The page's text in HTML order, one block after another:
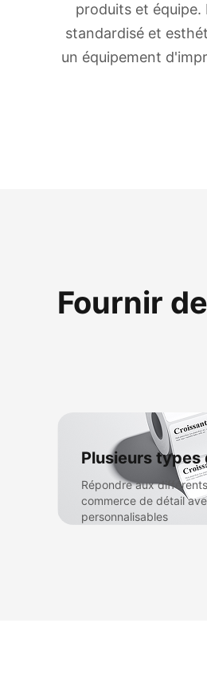
produits et équipe.
standardisé et
un équipement
Fournir
Plusieurs
Répondre aux
commerce de détail
personnalisables